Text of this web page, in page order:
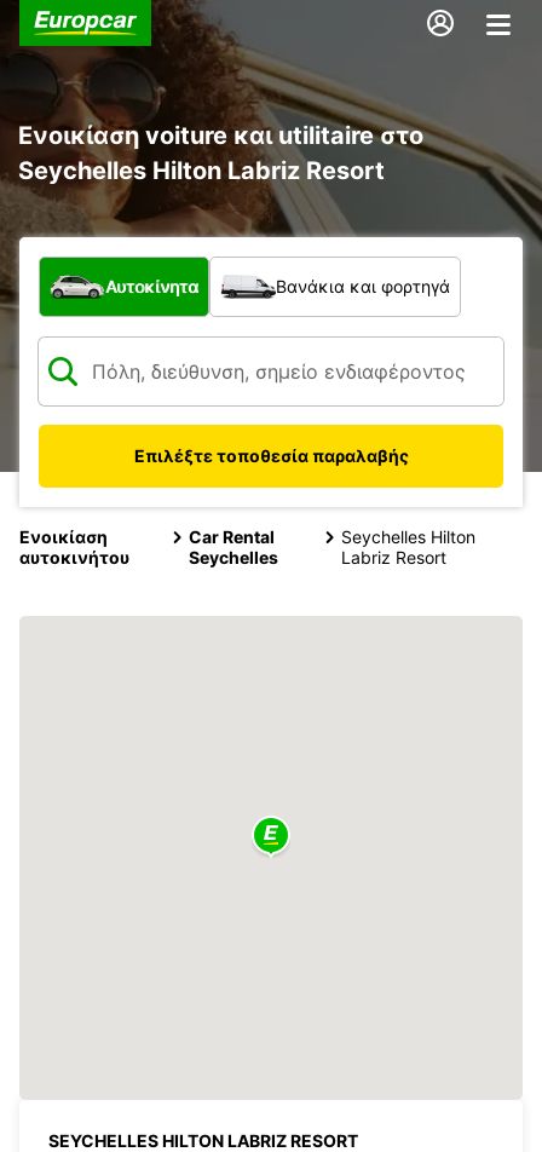
Ενοικίαση voiture και utilitaire στο
Seychelles Hilton Labriz Resort
Τι τύπος οχήματος;
Αυτοκίνητα Βανάκια και φορτηγά
Επιλέξτε τοποθεσία παραλαβής
Ενοικίαση
αυτοκινήτου
Car Rental
Seychelles
Seychelles Hilton
Labriz Resort
SEYCHELLES HILTON LABRIZ RESORT